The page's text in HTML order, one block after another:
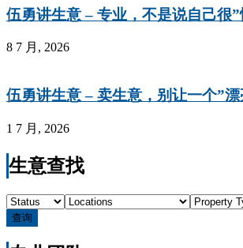
伍勇讲生意 – 专业，不是说自己很”
8 7 月, 2026
伍勇讲生意 – 卖生意，别让一个”
1 7 月, 2026
生意查找
查询